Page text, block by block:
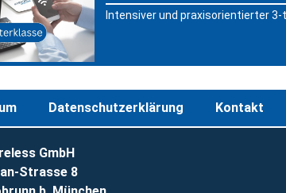
Intensiver und praxisorientierter 3-
Datenschutzerklärung Kontakt
GmbH
Strasse 8